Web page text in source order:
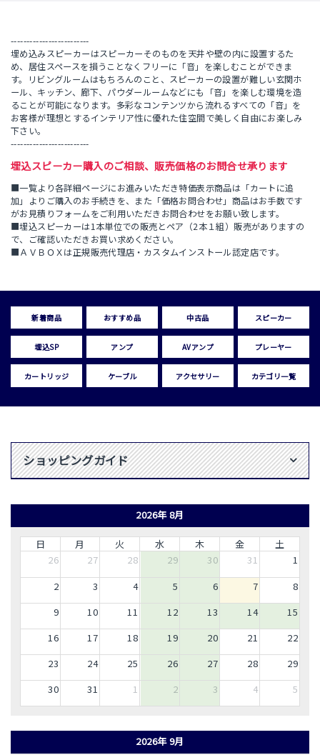
-------------------------
埋め込みスピーカーはスピーカーそのものを天井や壁の内に設置するた
め、居住スペースを損うことなくフリーに「音」を楽しむことができま
す。リビングルームはもちろんのこと、スピーカーの設置が難しい玄関ホ
ール、キッチン、廊下、パウダールームなどにも「音」を楽しむ環境を造
ることが可能になります。多彩なコンテンツから流れるすべての「音」を
お客様が理想とするインテリア性に優れた住空間で美しく自由にお楽しみ
下さい。
-------------------------
埋込スピーカー購入のご相談、販売価格のお問合せ承ります
■一覧より各詳細ページにお進みいただき特価表示商品は「カートに追
加」よりご購入のお手続きを、また「価格お問合わせ」商品はお手数です
がお見積りフォームをご利用いただきお問合わせをお願い致します。
■埋込スピーカーは1本単位での販売とペア（2本１組）販売がありますの
で、ご確認いただきお買い求めください。
■ＡＶＢＯＸは正規販売代理店・カスタムインストール認定店です。
新着商品 おすすめ品 中古品 スピーカー
埋込SP アンプ AVアンプ プレーヤー
カートリッジ ケーブル アクセサリー カテゴリ一覧
ショッピングガイド
2026年 8月
日 月 火 水 木 金
土
26
27 28 29 30 31
1
2
3 4 5 6 7
8
9
10 11 12 13 14
15
16
17 18 19 20 21
22
23
24 25 26 27 28
29
30
31 1 2 3 4 5
2026年 9月